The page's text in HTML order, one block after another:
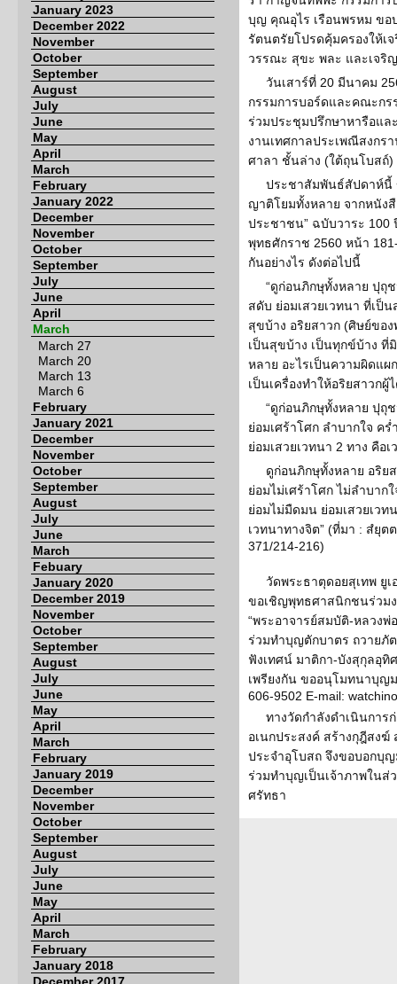
January 2023
December 2022
November
October
September
August
July
June
May
April
March
February
January 2022
December
November
October
September
July
June
April
March
March 27
March 20
March 13
March 6
February
January 2021
December
November
October
September
August
July
June
March
Febuary
January 2020
December 2019
November
October
September
August
July
June
May
April
March
February
January 2019
December
November
October
September
August
July
June
May
April
March
February
January 2018
บุญ คุณอุไร เรือนพรหม ข
รัตนตรัยโปรดคุ้มครองให้
วรรณะ สุขะ พละ และเจริ
วันเสาร์ที่ 20 มีนาคม
กรรมการบอร์ดและคณะกร
ร่วมประชุมปรึกษาหารือแล
งานเทศกาลประเพณีสงกร
ศาลา ชั้นล่าง (ใต้ถุนโบสถ์)
ประชาสัมพันธ์สัปดาห์นี้
ญาติโยมทั้งหลาย จากหนัง
ประชาชน” ฉบับวาระ
พุทธศักราช 2560 หน้า
กันอย่างไร ดังต่อไปนี้
“ดูก่อนภิกษุทั้งหลาย ปุถุ
สดับ ย่อมเสวยเวทนา ที่เป็
สุขบ้าง อริยสาวก (ศิษย์ขอ
เป็นสุขบ้าง เป็นทุกข์บ้าง
หลาย อะไรเป็นความผิดแ
เป็นเครื่องทำให้อริยสาวก
“ดูก่อนภิกษุทั้งหลาย ปุถุ
ย่อมเศร้าโศก ลำบากใจ ค
ย่อมเสวยเวทนา 2 ทาง คือ
ดูก่อนภิกษุทั้งหลาย อริย
ย่อมไม่เศร้าโศก ไม่ลำบาก
ย่อมไม่มืดมน ย่อมเสวยเวท
เวทนาทางจิต” (ที่มา : สํยุ
371/214-216)
วัดพระธาตุดอยสุเทพ ยู
ขอเชิญพุทธศาสนิกชนร่วม
“พระอาจารย์สมบัติ-หลวงพ่
ร่วมทำบุญตักบาตร ถวายภั
ฟังเทศน์ มาติกา-บังสุกุลอุทิ
เพรียงกัน ขออนุโมทนาบุญ
606-9502 E-mail:
ทางวัดกำลังดำเนินการ
อเนกประสงค์ สร้างกุฎีสงฆ์
ประจำอุโบสถ จึงขอบอกบุ
ร่วมทำบุญเป็นเจ้าภาพในส่
ศรัทธา